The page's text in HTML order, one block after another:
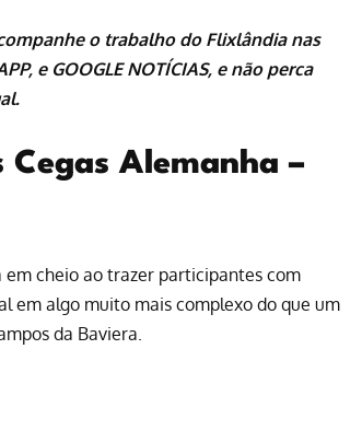
o trabalho do Flixlândianas
, e GOOGLE NOTÍCIAS, e não perca
Cegas Alemanha –
em cheio ao trazer participantes com
em algo muito mais complexo do que um
da Baviera.